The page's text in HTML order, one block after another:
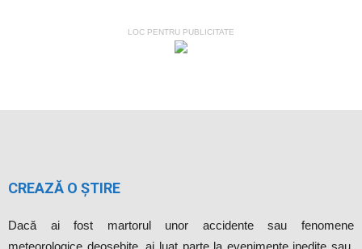
LOC PENTRU PUBLICITATE
CREAZĂ O ȘTIRE
Dacă ai fost martorul unor accidente sau fenomene
meteorologice deosebite, ai luat parte la evenimente inedite sau,